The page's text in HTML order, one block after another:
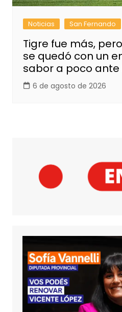
Noticias San Fernando
Tigre fue más,
se quedó con un
sabor a poco ante
6 de agosto de 2026